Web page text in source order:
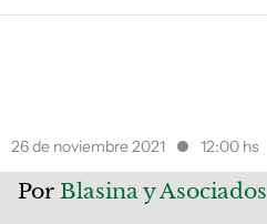
ARGENTINA
26 de noviembre 2021 12:00 hs
Por Blasina y Asociados